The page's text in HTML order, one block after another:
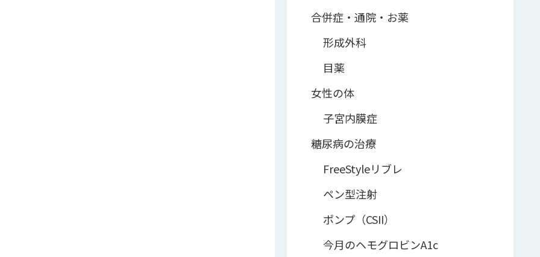
合併症・通院・お薬
形成外科
目薬
女性の体
子宮内膜症
糖尿病の治療
FreeStyleリブレ
ペン型注射
ポンプ（CSII）
今月のヘモグロビンA1c